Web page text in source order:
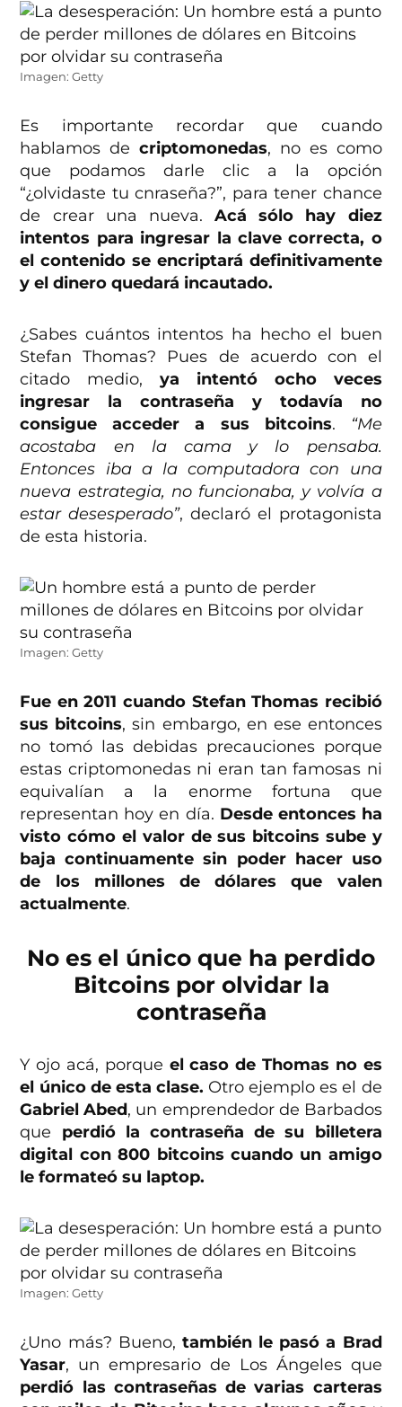
Imagen: Getty
Es importante recordar que cuando
hablamos decriptomonedas, no es como
que podamos darle clic a la opción
“¿olvidaste tu cnraseña?”, para tener chance
de crear una nueva.Acá sólo hay diez
intentos para ingresar la clave correcta, o
el contenido se encriptará definitivamente
y el dinero quedará incautado.
¿Sabes cuántos intentos ha hecho el buen
Stefan Thomas? Pues de acuerdo con el
citado medio,ya intentó ocho veces
ingresar la contraseña y todavía no
consigue acceder a sus bitcoins.
“Me
acostaba en la cama y lo pensaba.
Entonces iba a la computadora con una
nueva estrategia, no funcionaba, y volvía a
estar desesperado”, declaró el protagonista
de esta historia.
Imagen: Getty
Fue en 2011 cuando Stefan Thomas recibió
sus bitcoins, sin embargo, en ese entonces
no tomó las debidas precauciones porque
estas criptomonedas ni eran tan famosas ni
equivalían a la enorme fortuna que
representan hoy en día. Desde entonces ha
visto cómo el valor de sus bitcoins sube y
baja continuamente sin poder hacer uso
de los millones de dólares que valen
actualmente.
No es el único que ha perdido
Bitcoins por olvidar la
contraseña
Y ojo acá, porque el caso de Thomas no es
el único de esta clase. Otro ejemplo es el de
Gabriel Abed, un emprendedor de Barbados
que perdió la contraseña de su billetera
digital con 800 bitcoins cuando un amigo
le formateó su laptop.
Imagen: Getty
¿Uno más? Bueno, también le pasó a Brad
Yasar, un empresario de Los Ángeles que
perdió las contraseñas de varias carteras